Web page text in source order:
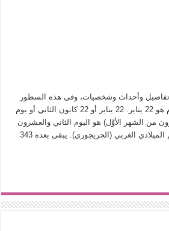
الزمن بطل الرواية
يُقرأ بالنكهات
المسرح وسرحت!
تفاصيل وأحداث وشخصيات، وفي هذه السطور
نحكي حكايات الأيام.. واليوم هو 22 يناير. 22 يناير أو 22 كانون الثاني أو يوم
من الشهر الأوَّل) هو اليوم الثاني والعشرون
(22) من السنة وفقًا للتقويم الميلادي الغربي (الجريجوري). يبقى بعده 343